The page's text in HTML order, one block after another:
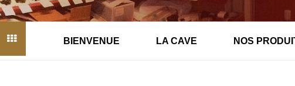
BIENVENUE LA CAVE NOS